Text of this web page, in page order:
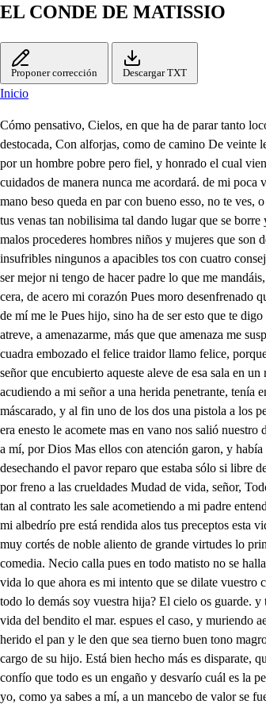
EL CONDE DE MATISSIO
Proponer corrección Descargar TXT
Inicio
Cómo pensativo, Cielos, en que ha de parar tanto
destocada, Con alforjas, como de camino De veinte
por un hombre pobre pero fiel, y honrado el cual
cuidados de manera nunca me acordará. de mi
mano beso queda en par con bueno esso, no te ves,
tus venas tan nobilisima tal dando lugar que se
malos procederes hombres niños y mujeres que son
insufribles ningunos a apacibles tos con cuatro
ser mejor ni tengo de hacer padre lo que me
cera, de acero mi corazón Pues moro desenfrenado
de mí me le Pues hijo, sino ha de ser esto que te
atreve, a amenazarme, más que que amenaza me
cuadra embozado el felice traidor llamo felice,
señor que encubierto aqueste aleve de esa sala en
acudiendo a mi señor a una herida penetrante, tenía
máscarado, y al fin uno de los dos una pistola a los
era enesto le acomete mas en vano nos salió
a mí, por Dios Mas ellos con atención garon, y
desechando el pavor reparo que estaba sólo si libre
por freno a las crueldades Mudad de vida, señor,
tan al contrato les sale acometiendo a mi padre
mi albedrío pre está rendida alos tus preceptos esta
muy cortés de noble aliento de grande virtudes lo
comedia. Necio calla pues en todo matisto no se
vida lo que ahora es mi intento que se dilate vuestro
todo lo demás soy vuestra hija? El cielo os guarde.
vida del bendito el mar. espues el caso, y muriendo
herido el pan y le den que sea tierno buen tono
cargo de su hijo. Está bien hecho más es disparate,
confío que todo es un engaño y desvarío cuál es la
yo, como ya sabes a mí, a un mancebo de valor se